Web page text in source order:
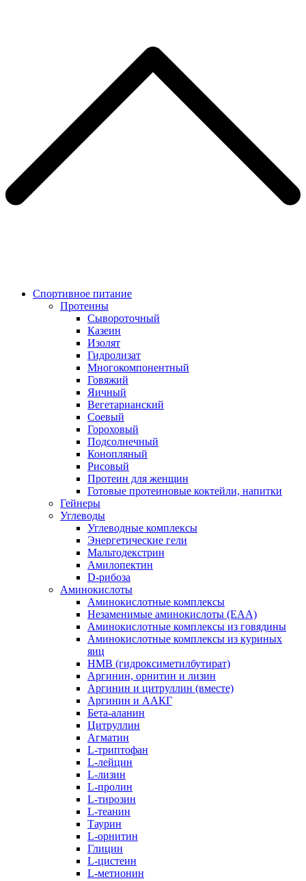
Спортивное питание
Протеины
Сывороточный
Казеин
Изолят
Гидролизат
Многокомпонентный
Говяжий
Яичный
Вегетарианский
Соевый
Гороховый
Подсолнечный
Конопляный
Рисовый
Протеин для женщин
Готовые протеиновые коктейли, напитки
Гейнеры
Углеводы
Углеводные комплексы
Энергетические гели
Мальтодекстрин
Амилопектин
D-рибоза
Аминокислоты
Аминокислотные комплексы
Незаменимые аминокислоты (EAA)
Аминокислотные комплексы из говядины
Аминокислотные комплексы из куриных
яиц
HMB (гидроксиметилбутират)
Аргинин, орнитин и лизин
Аргинин и цитруллин (вместе)
Аргинин и ААКГ
Бета-аланин
Цитруллин
Агматин
L-триптофан
L-лейцин
L-лизин
L-пролин
L-тирозин
L-теанин
Таурин
L-орнитин
Глицин
L-цистеин
L-метионин